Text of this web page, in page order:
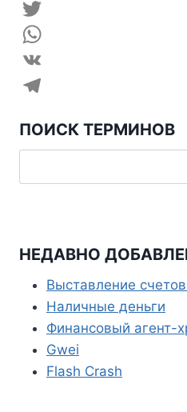
F
a
c
e
o
k
T
w
t
r
W
h
t
A
V
e
e
a
ПОИСК ТЕРМИНОВ
НЕДАВНО
Выставление
Наличные деньги
Финансовый агент-
Gwei
Flash Crash